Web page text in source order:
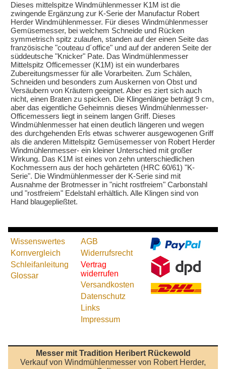
Dieses mittelspitze Windmühlenmesser K1M ist die
zwingende Ergänzung zur K-Serie der Manufactur Robert
Herder Windmühlenmesser. Für dieses Windmühlenmesser
Gemüsemesser, bei welchem Schneide und Rücken
symmetrisch spitz zulaufen, standen auf der einen Seite das
französische "couteau d´office" und auf der anderen Seite der
süddeutsche "Knicker" Pate. Das Windmühlenmesser
Mittelspitz Officemesser (K1M) ist ein wunderbares
Zubereitungsmesser für alle Vorarbeiten. Zum Schälen,
Schneiden und besonders zum Auskernen von Obst und
Versäubern von Kräutern geeignet. Aber es ziert sich auch
nicht, einen Braten zu spicken. Die Klingenlänge beträgt 9 cm,
aber das eigentliche Geheimnis dieses Windmühlenmesser-
Officemessers liegt in seinem langen Griff. Dieses
Windmühlenmesser hat einen deutlich längeren und wegen
des durchgehenden Erls etwas schwerer ausgewogenen Griff
als die anderen Mittelspitz Gemüsemesser von Robert Herder
Windmühlenmesser- ein kleiner Unterschied mit großer
Wirkung. Das K1M ist eines von zehn unterschiedlichen
Kochmessern aus der hoch gehärteten (HRC 60/61) "K-
Serie". Die Windmühlenmesser der K-Serie sind mit
Ausnahme der Brotmesser in "nicht rostfreiem" Carbonstahl
und "rostfreiem" Edelstahl erhältlich. Alle Klingen sind von
Hand blaugepließtet.
Wissenswertes
Kornvergleich
Schleifanleitung
Glossar
AGB
Widerrufsrecht
Vertrag
widerrufen
Versandkosten
Datenschutz
Links
Impressum
Messer mit Tradition Heribert Rückewold
Verkauf von Windmühlenmesser von Robert Herder,